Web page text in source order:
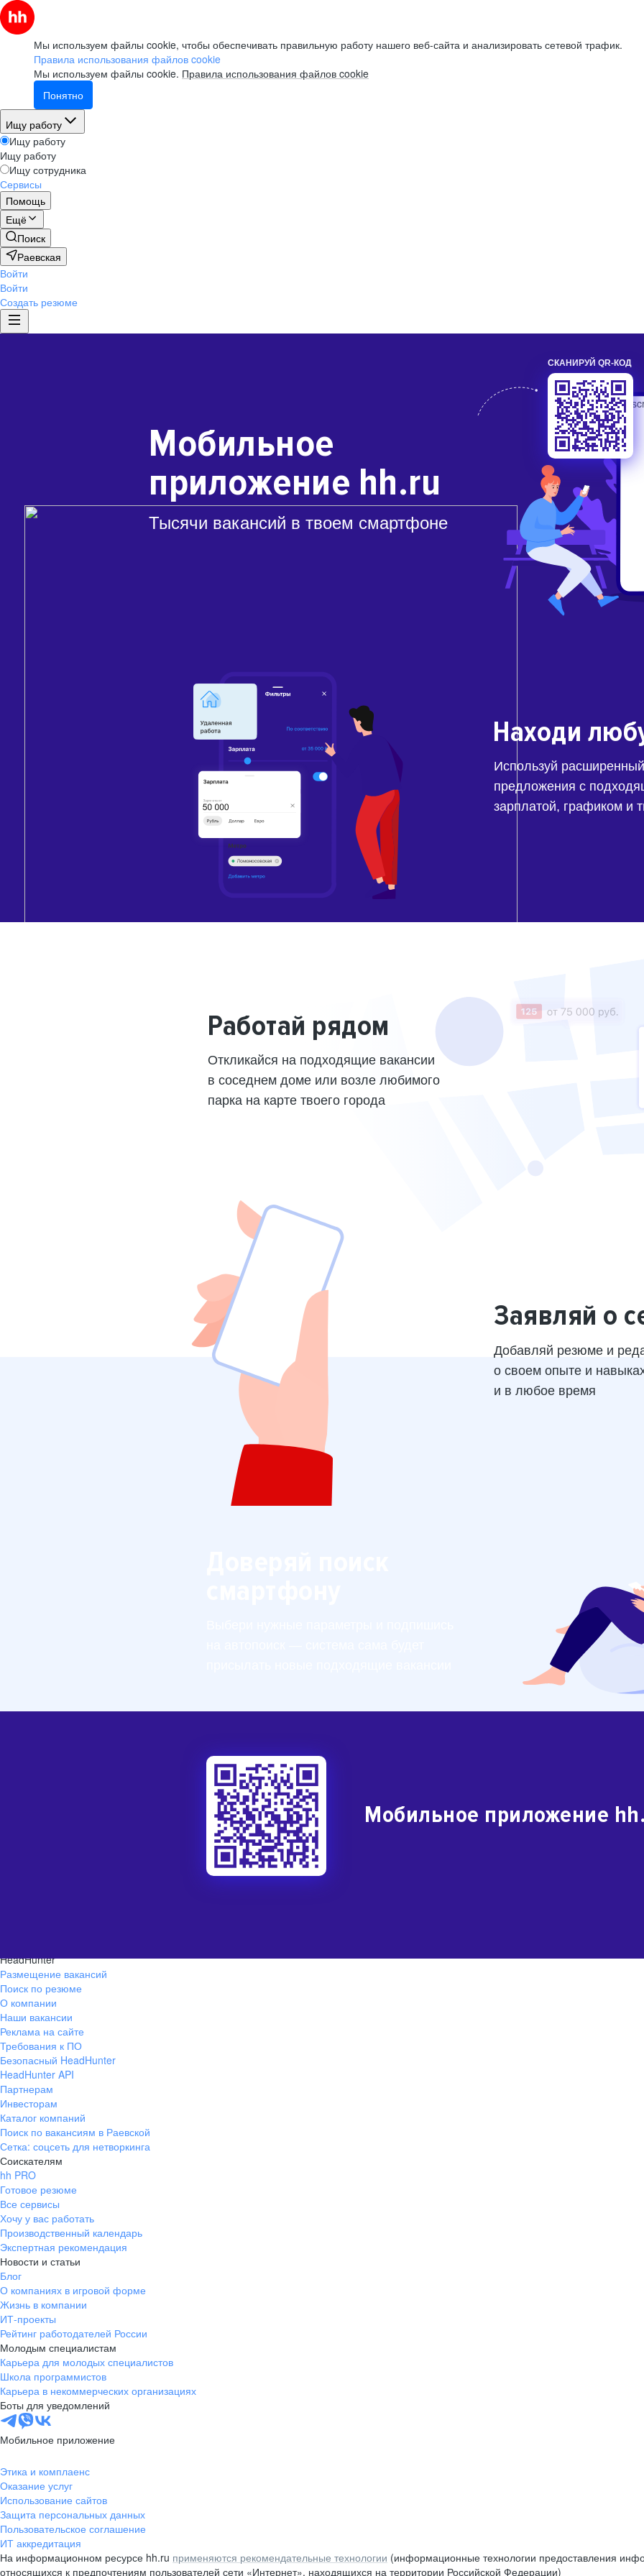
Мы используем файлы cookie, чтобы обеспечивать правильную работу нашего веб-сайта и анализировать сетевой трафик.
Правила использования файлов cookie
Мы используем файлы cookie. Правила использования файлов cookie
Понятно
Ищу работу
Ищу работу
Ищу работу
Ищу сотрудника
Сервисы
Помощь
Ещё
Поиск
Раевская
Войти
Войти
Создать резюме
Мобильное
приложение hh.ru
Тысячи вакансий в твоем смартфоне
СКАНИРУЙ QR-КОД
Находи
Используй
предложения с
зарплатой, графиком и
Работай рядом
Откликайся на подходящие вакансии
в соседнем доме или возле любимого
парка на карте твоего города
Заявляй о
Добавляй резюме и
о своем опыте и
и в любое время
Мобильное приложение
HeadHunter
Размещение вакансий
Поиск по резюме
О компании
Наши вакансии
Реклама на сайте
Требования к ПО
Безопасный HeadHunter
HeadHunter API
Партнерам
Инвесторам
Каталог компаний
Поиск по вакансиям в Раевской
Сетка: соцсеть для нетворкинга
Соискателям
hh PRO
Готовое резюме
Все сервисы
Хочу у вас работать
Производственный календарь
Экспертная рекомендация
Новости и статьи
Блог
О компаниях в игровой форме
Жизнь в компании
ИТ-проекты
Рейтинг работодателей России
Молодым специалистам
Карьера для молодых специалистов
Школа программистов
Карьера в некоммерческих организациях
Боты для уведомлений
Мобильное приложение
Этика и комплаенс
Оказание услуг
Использование сайтов
Защита персональных данных
Пользовательское соглашение
ИТ аккредитация
На информационном ресурсе hh.ru применяются рекомендательные технологии (информационные технологии предоставления
относящихся к предпочтениям пользователей сети «Интернет», находящихся на территории Российской Федерации)